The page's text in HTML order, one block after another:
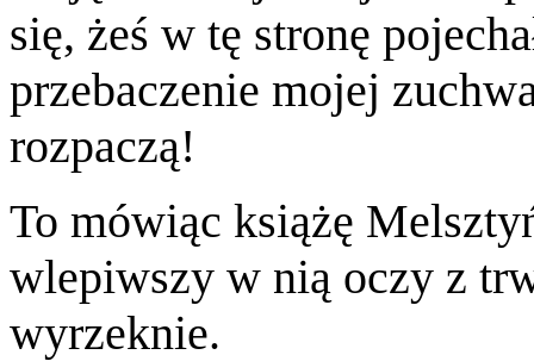
się, żeś w tę stronę
przebaczenie mojej
rozpaczą!
To mówiąc książę
wlepiwszy w nią oczy z
wyrzeknie.